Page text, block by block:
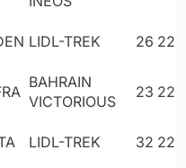
LIDL-TREK 26
BAHRAIN
VICTORIOUS
23
LIDL-TREK 32